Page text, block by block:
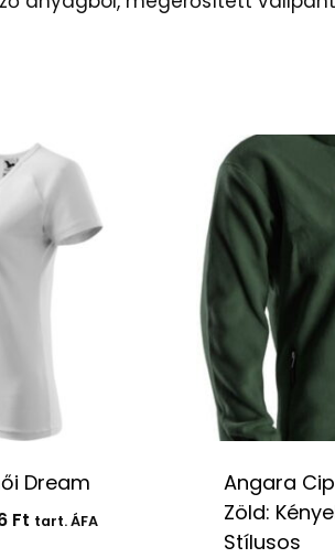
Dream
FtÁrtartomány:
tart. ÁFA
Angara
Zöld:
Stílusos